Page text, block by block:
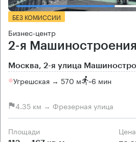
БЕЗ КОМИССИИ
Бизнес-центр
2-я
Москва, 2-я улица
Угрешская → 570 м ~6 мин
4.35 км → Фрезерная улица
Площади